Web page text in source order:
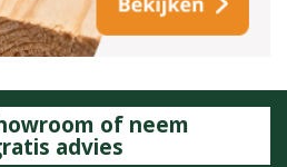
of neem
advies